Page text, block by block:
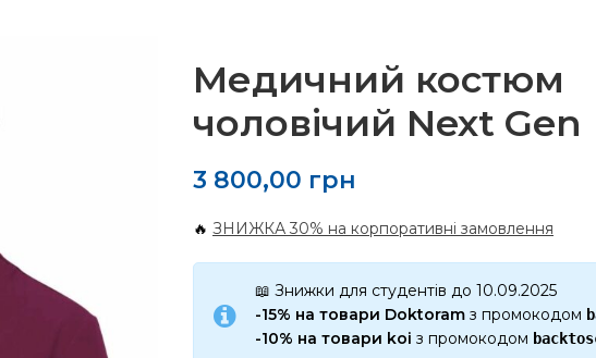
Медичний костюм
чоловічий Next Gen
3 800,00 грн
🔥 ЗНИЖКА 30% на корпоративні замовлення
📖 Знижки для студентів до 10.09.2025
-15% на товари Doktoram з промокодом
-10% на товари koi з промокодом